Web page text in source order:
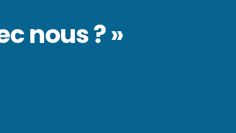
nous ? »